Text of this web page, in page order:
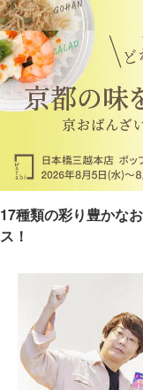
17種類の彩り豊かな
ス！